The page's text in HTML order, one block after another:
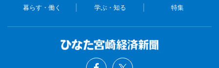
暮らす・働く 学ぶ・知る 特集